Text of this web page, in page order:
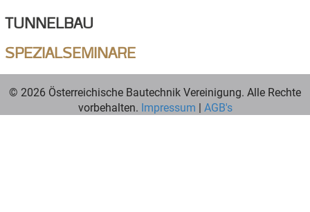
TUNNELBAU
SPEZIALSEMINARE
© 2026 Österreichische Bautechnik Vereinigung. Alle Rechte
vorbehalten. Impressum | AGB's